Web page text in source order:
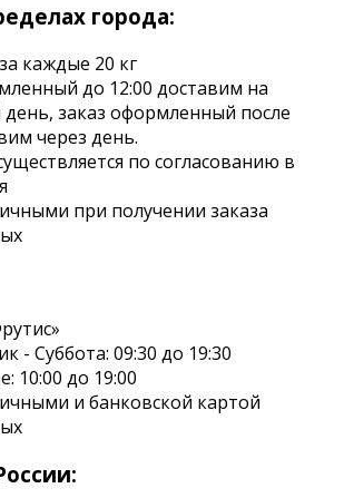
города:
каждые 20 кг
до 12:00 доставим на
заказ оформленный после
через день.
по согласованию в
при получении заказа
- Суббота: 09:30 до 19:30
10:00 до 19:00
и банковской картой